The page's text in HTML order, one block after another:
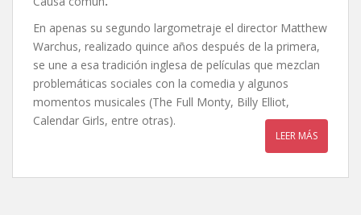
En apenas su segundo largometraje el director Matthew
Warchus, realizado quince años después de la primera,
se une a esa tradición inglesa de películas que mezclan
problemáticas sociales con la comedia y algunos
momentos musicales (The Full Monty, Billy Elliot,
Calendar Girls, entre otras).
LEER MÁS